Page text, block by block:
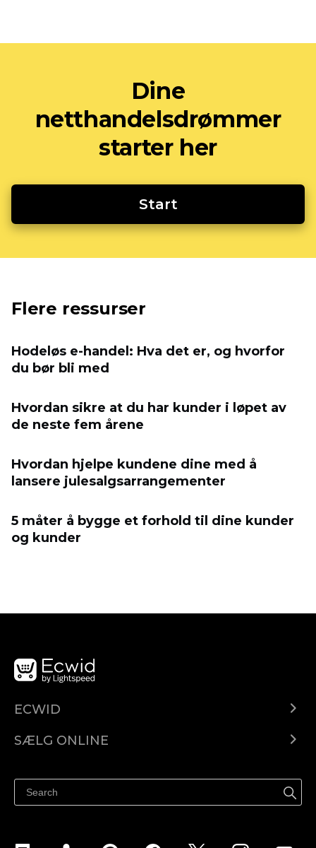
Dine
netthandelsdrømmer
starter her
Start
Flere ressurser
Hodeløs e-handel: Hva det er, og hvorfor
du bør bli med
Hvordan sikre at du har kunder i løpet av
de neste fem årene
Hvordan hjelpe kundene dine med å
lansere julesalgsarrangementer
5 måter å bygge et forhold til dine kunder
og kunder
ECWID
Pris
SÆLG ONLINE
Sælg på Facebook
Sælg på Instagram